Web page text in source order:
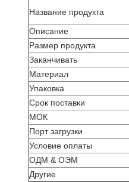
Название продукта
Описание
Размер продукта
Заканчивать
Материал
Упаковка
Срок поставки
МОК
Порт загрузки
Условие оплаты
ОДМ & ОЭМ
Другие